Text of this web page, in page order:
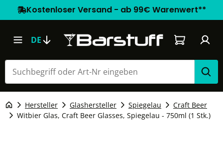
Kostenloser Versand - ab 99€ Warenwert**
DE Warenkorb
Hersteller Glashersteller Spiegelau
Craft Beer
Witbier Glas, Craft Beer Glasses, Spiegelau - 750ml (1 Stk.)